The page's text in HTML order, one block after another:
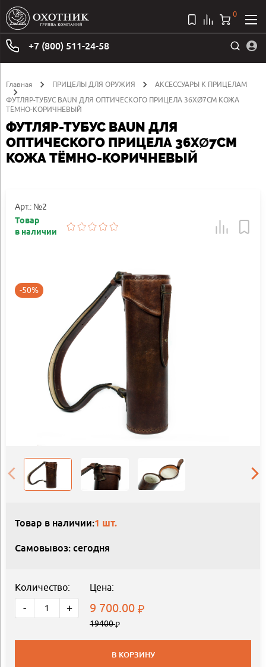
+7 (800) 511-24-58
0
Главная ПРИЦЕЛЫ ДЛЯ ОРУЖИЯ
АКСЕССУАРЫ К ПРИЦЕЛАМ
ФУТЛЯР-ТУБУС BAUN ДЛЯ ОПТИЧЕСКОГО ПРИЦЕЛА 36ХØ7СМ КОЖА
ТЁМНО-КОРИЧНЕВЫЙ
ФУТЛЯР-ТУБУС BAUN ДЛЯ
ОПТИЧЕСКОГО ПРИЦЕЛА 36ХØ7СМ
КОЖА ТЁМНО-КОРИЧНЕВЫЙ
Арт.: №2
Товар
в наличии
-50%
Товар в наличии:1 шт.
Самовывоз: сегодня
Количество:
- +
Цена:
9 700.00
19400
В КОРЗИНУ